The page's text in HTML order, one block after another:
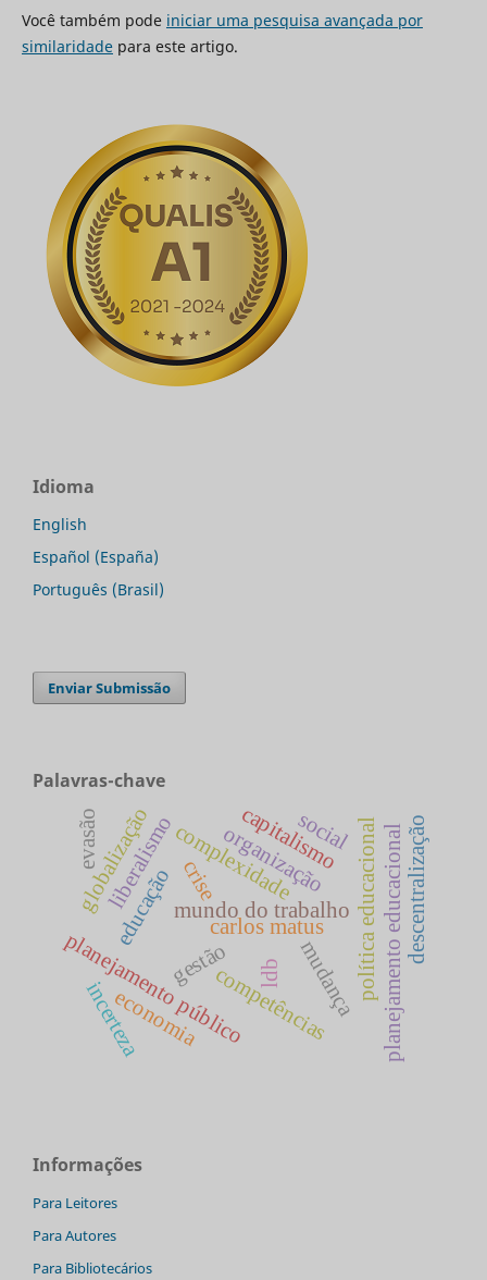
Você também pode iniciar uma pesquisa avançada por
similaridadepara este artigo.
Idioma
English
Español (España)
Português (Brasil)
Enviar Submissão
Palavras-chave
competências
educaçãomundo do trabalho política educacionalplanejamento educacional
planejamento público
carlos matus
gestão
complexidade
incerteza
crise
mudança
organização
liberalismo
globalização
economia
capitalismo
social
ldb
descentralização
evasão
Informações
Para Leitores
Para Autores
Para Bibliotecários